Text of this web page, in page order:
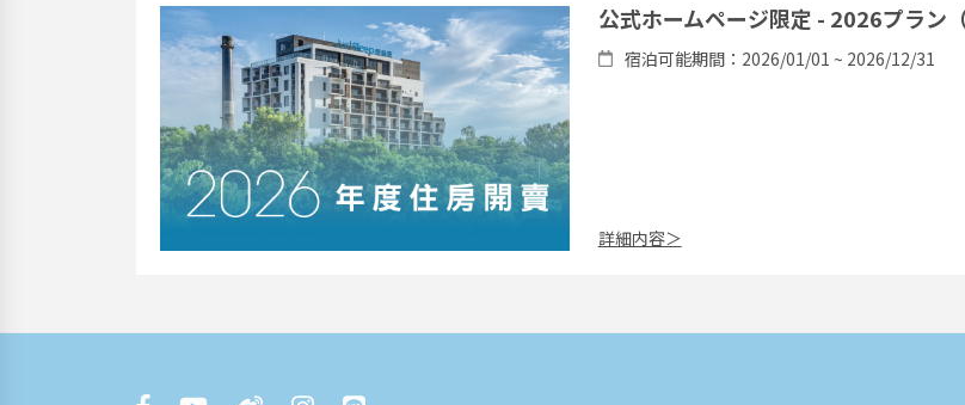
公式ホームページ限定 - 2026プラン（
宿泊可能期間：2026/01/01 ~ 2026/12/31
詳細内容＞